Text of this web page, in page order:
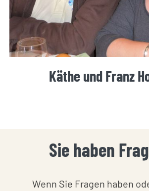
Käthe und Franz
Sie haben
Wenn Sie Fragen haben